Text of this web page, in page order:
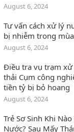
August 6, 2024
Tư vấn cách xử lý
bị nhiễm trong
August 6, 2024
Điều tra vụ trạm
thải Cụm công
tiền tỷ bị bỏ hoang
August 6, 2024
Trẻ Sơ Sinh Khi
Nước? Sau Mấy